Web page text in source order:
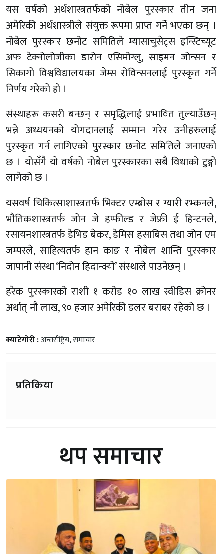
यस वर्षको अर्थशास्त्रतर्फको नोबेल पुरस्कार तीन जना
अमेरिकी अर्थशास्त्रीले संयुक्त रूपमा प्राप्त गर्ने भएका छन् ।
नोबेल पुरस्कार छनोट समितिले म्यासाचुसेट्स इन्स्टिच्यूट
अफ टेक्नोलोजीका डारोन एसिमोग्लु, साइमन जोन्सन र
सिकागो विश्वविद्यालयका जेम्स रोविन्सनलाई पुरस्कृत गर्ने
निर्णय गरेको हो ।
संस्थाहरू कसरी बन्छन् र समृद्धिलाई प्रभावित तुल्याउँछन्
भन्ने अध्ययनको योगदानलाई सम्मान गरेर उनीहरुलाई
पुरस्कृत गर्न लागिएको पुुरस्कार छनोट समितिले जनाएको
छ । योसँगै यो वर्षको नोबेल पुरस्कारका सबै विधाको टुङ्गो
लागेको छ ।
यसवर्ष चिकित्साशास्त्रतर्फ भिक्टर एम्ब्रोस र ग्यारी रभ्कनले,
भौतिकशास्त्रतर्फ जोन जे हप्फील्ड र जेफ्री ई हिन्टनले,
रसायनशास्त्रतर्फ डेभिड बेकर, डेमिस हसाबिस तथा जोन एम
जम्परले, साहित्यतर्फ हान काङ र नोबेल शान्ति पुरस्कार
जापानी संस्था ‘निदोन हिदान्क्यो’ संस्थाले पाउनेछन् ।
हरेक पुरस्कारको राशी १ करोड १० लाख स्वीडिस क्रोनर
अर्थात् नौ लाख, ९० हजार अमेरिकी डलर बराबर रहेको छ ।
क्याटेगोरी :अन्तर्राष्ट्रिय,समाचार
प्रतिक्रिया
थप समाचार